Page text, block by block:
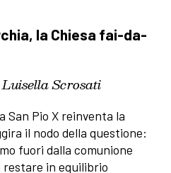
la Chiesa fai-da-
Luisella Scrosati
San Pio X reinventa la
il nodo della questione:
fuori dalla comunione
restare in equilibrio